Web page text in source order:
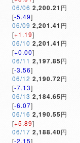
06/06 2,200.21 円
[-5.49]
06/09 2,201.41 円
[+1.19]
06/10 2,201.41 円
[+0.00]
06/11 2,197.85円
[-3.56]
06/12 2,190.72円
[-7.13]
06/13 2,184.65円
[-6.07]
06/16 2,190.55円
[+5.89]
06/17 2,188.40円
[-2.15]